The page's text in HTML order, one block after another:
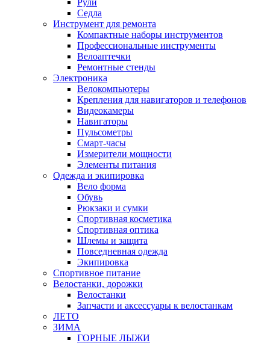
Седла
Инструмент для ремонта
Компактные наборы инструментов
Профессиональные инструменты
Велоаптечки
Ремонтные стенды
Электроника
Велокомпьютеры
Крепления для навигаторов и телефонов
Видеокамеры
Навигаторы
Пульсометры
Смарт-часы
Измерители мощности
Элементы питания
Одежда и экипировка
Вело форма
Обувь
Рюкзаки и сумки
Спортивная косметика
Спортивная оптика
Шлемы и защита
Повседневная одежда
Экипировка
Спортивное питание
Велостанки, дорожки
Велостанки
Запчасти и аксессуары к велостанкам
ЛЕТО
ЗИМА
ГОРНЫЕ ЛЫЖИ